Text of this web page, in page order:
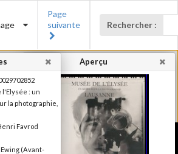
Page
suivante
Rechercher :
Aperçu
l'Elysée : un
la photographie,
Favrod
(Avant-